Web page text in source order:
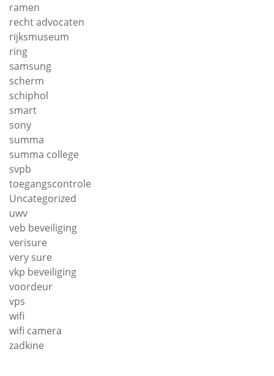
ramen
recht advocaten
rijksmuseum
ring
samsung
scherm
schiphol
smart
sony
summa
summa college
svpb
toegangscontrole
Uncategorized
uwv
veb beveiliging
verisure
very sure
vkp beveiliging
voordeur
vps
wifi
wifi camera
zadkine